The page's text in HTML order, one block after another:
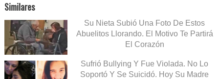
Similares
Su Nieta Subió Una Foto De Estos
Abuelitos Llorando. El Motivo Te Partirá
El Corazón
Sufrió Bullying Y Fue Violada. No Lo
Soportó Y Se Suicidó. Hoy Su Madre